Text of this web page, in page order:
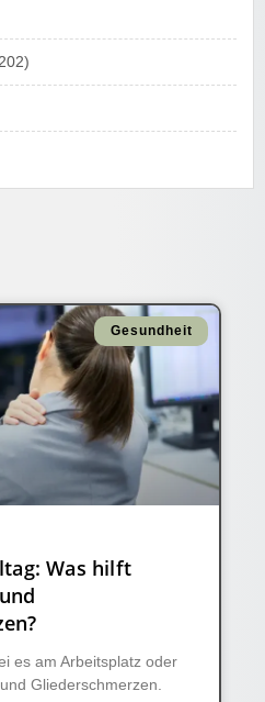
Gesundheit
Was hilft
es am Arbeitsplatz oder
Gliederschmerzen.